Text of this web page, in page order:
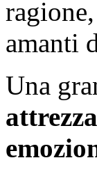
amanti
Una